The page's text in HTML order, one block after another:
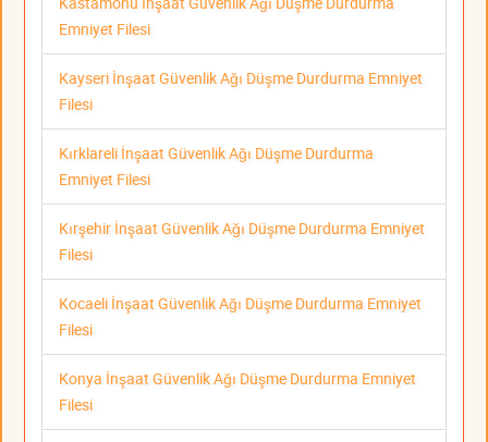
Emniyet Filesi
Kayseri İnşaat Güvenlik Ağı Düşme Durdurma Emniyet
Filesi
Kırklareli İnşaat Güvenlik Ağı Düşme Durdurma
Emniyet Filesi
Kırşehir İnşaat Güvenlik Ağı Düşme Durdurma Emniyet
Filesi
Kocaeli İnşaat Güvenlik Ağı Düşme Durdurma Emniyet
Filesi
Konya İnşaat Güvenlik Ağı Düşme Durdurma Emniyet
Filesi